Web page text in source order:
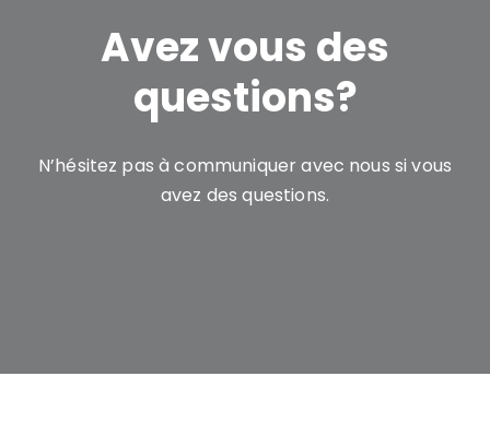
Avez vous des
questions?
N’hésitez pas à communiquer avec nous si vous
avez des questions.